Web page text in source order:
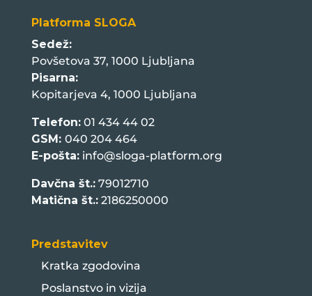
Platforma SLOGA
Sedež:
Povšetova 37, 1000 Ljubljana
Pisarna:
Kopitarjeva 4, 1000 Ljubljana
Telefon:01 434 44 02
GSM: 040 204 464
E-pošta: info@sloga-platform.org
Davčna št.:79012710
Matična št.:2186250000
Predstavitev
Kratka zgodovina
Poslanstvo in vizija